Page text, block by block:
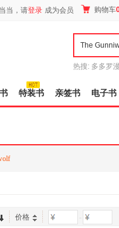
当，请登录 成为会员 购物车
热搜: 多多罗
特装书 亲签书 电子书
价格 -